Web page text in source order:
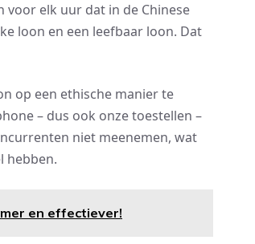
elk uur dat in de Chinese
loon en een leefbaar loon. Dat
op een ethische manier te
– dus ook onze toestellen –
niet meenemen, wat
hebben.
en effectiever!